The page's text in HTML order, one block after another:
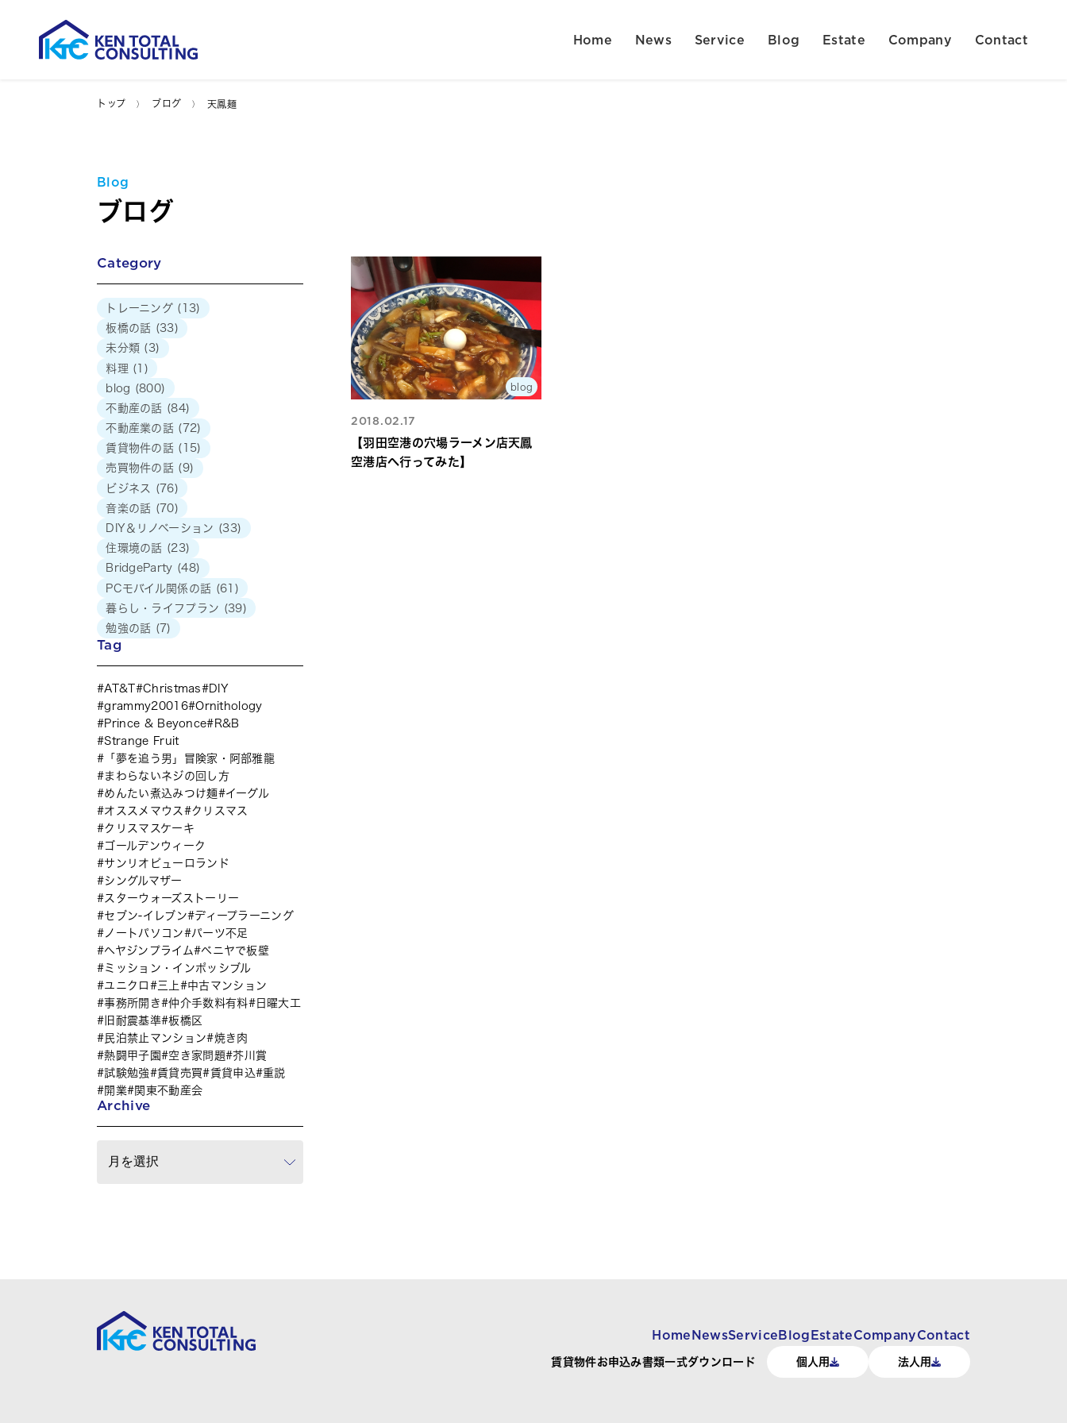
Home News Service Blog Estate Company Contact
トップ ブログ 天鳳麺
Blog
ブログ
blog
2018.02.17
【羽田空港の穴場ラーメン店天鳳
空港店へ行ってみた】
Category
トレーニング (13)
板橋の話 (33)
未分類 (3)
料理 (1)
blog (800)
不動産の話 (84)
不動産業の話 (72)
賃貸物件の話 (15)
売買物件の話 (9)
ビジネス
(76)
音楽の話 (70)
DIY＆リノベーション (33)
住環境の話 (23)
BridgeParty (48)
PCモバイル関係の話 (61)
暮らし・ライフプラン (39)
勉強の話 (7)
Tag
AT&T Christmas
DIY
grammy20016
Ornithology
Prince & Beyonce
R&B
Strange Fruit
「夢を追う男」冒険家・阿部雅龍
まわらないネジの回し方
めんたい煮込みつけ麺
イーグル
オススメマウス
クリスマス
クリスマスケーキ
ゴールデンウィーク
サンリオピューロランド
シングルマザー
スターウォーズストーリー
セブン-イレブン
ディープラーニング
ノートパソコン
パーツ不足
ヘヤジンプライム
ベニヤで板壁
ミッション・インポッシブル
ユニクロ
三上
中古マンション
事務所開き
仲介手数料有料
日曜大工
旧耐震基準
板橋区
民泊禁止マンション
焼き肉
熱闘甲子園
空き家問題
芥川賞
試験勉強
賃貸売買 賃貸申込
重説
開業
関東不動産会
Archive
HomeNewsServiceBlogEstateCompanyContact
賃貸物件お申込み書類一式ダウンロード 個人用 法人用